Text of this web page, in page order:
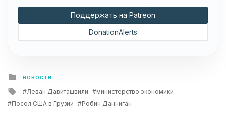
Поддержать на Patreon
DonationAlerts
Posted
in
НОВОСТИ
Tagged
Леван Давиташвили
министерство экономики
Посол США в Грузии
Робин Данниган